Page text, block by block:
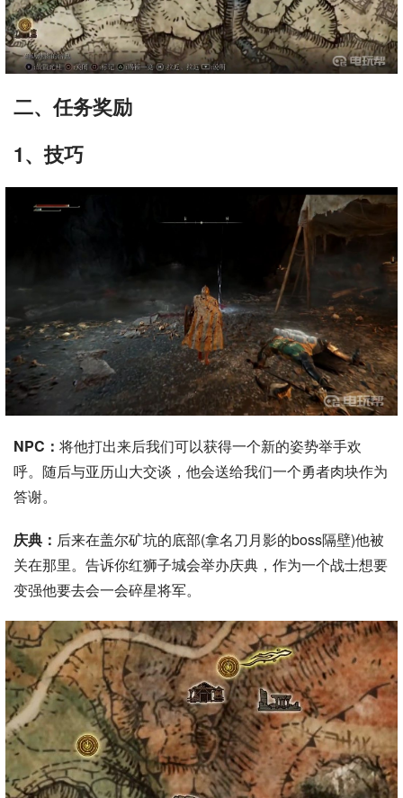
二、任务奖励
1、技巧
NPC： 将他打出来后我们可以获得一个新的姿势举手欢
呼。随后与亚历山大交谈，他会送给我们一个勇者肉块作为
答谢。
庆典： 后来在盖尔矿坑的底部(拿名刀月影的boss隔壁)他被
关在那里。告诉你红狮子城会举办庆典，作为一个战士想要
变强他要去会一会碎星将军。